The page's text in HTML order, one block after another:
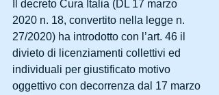
Il decreto Cura Italia (DL 17 marzo
2020 n. 18, convertito nella legge n.
27/2020) ha introdotto con l’art. 46 il
divieto di licenziamenti collettivi ed
individuali per giustificato motivo
oggettivo con decorrenza dal 17 marzo